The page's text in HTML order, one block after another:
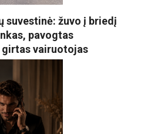
suvestinė: žuvo į briedį
pavogtas
vairuotojas